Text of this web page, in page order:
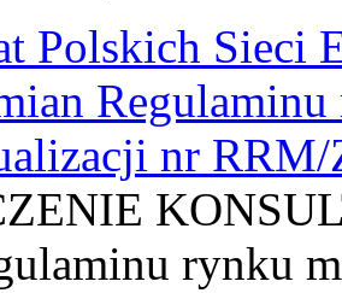
Polskich Sieci
nr
rynku